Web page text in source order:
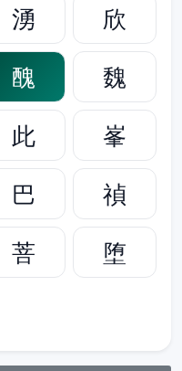
湧
欣
醜
魏
此
峯
巴
禎
菩
堕